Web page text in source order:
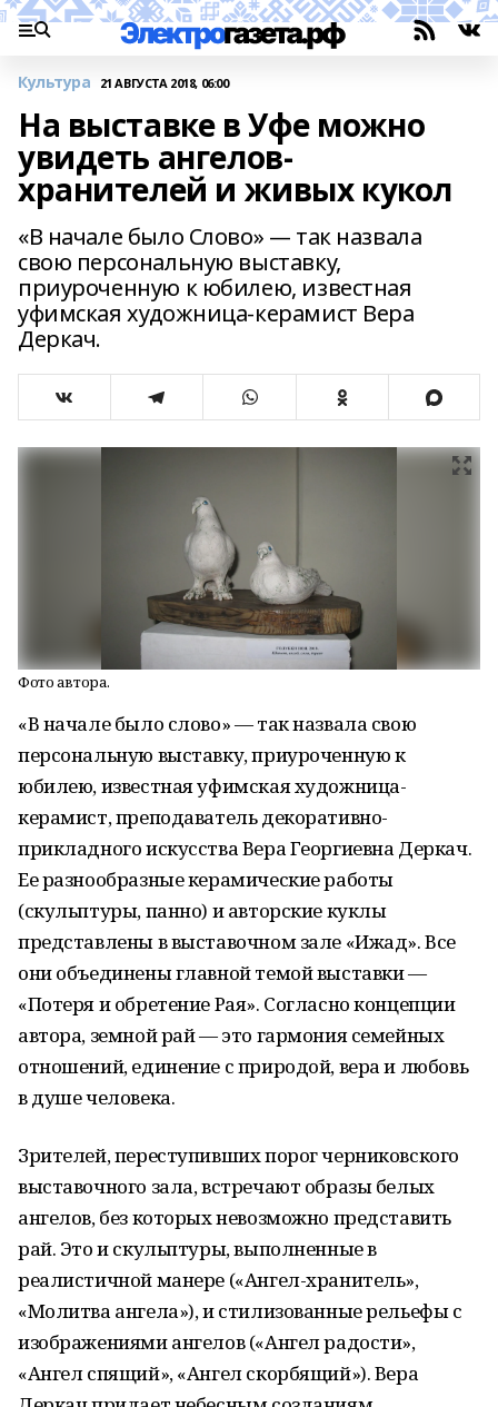
Культура 21 АВГУСТА 2018, 06:00
На выставке в Уфе можно
увидеть ангелов-
хранителей и живых кукол
«В начале было Слово» — так назвала
свою персональную выставку,
приуроченную к юбилею, известная
уфимская художница-керамист Вера
Деркач.
Фото автора.
«В начале было слово» — так назвала свою
персональную выставку, приуроченную к
юбилею, известная уфимская художница-
керамист, преподаватель декоративно-
прикладного искусства Вера Георгиевна Деркач.
Ее разнообразные керамические работы
(скульптуры, панно) и авторские куклы
представлены в выставочном зале «Ижад». Все
они объединены главной темой выставки —
«Потеря и обретение Рая». Согласно концепции
автора, земной рай — это гармония семейных
отношений, единение с природой, вера и любовь
в душе человека.
Зрителей, переступивших порог черниковского
выставочного зала, встречают образы белых
ангелов, без которых невозможно представить
рай. Это и скульптуры, выполненные в
реалистичной манере («Ангел-хранитель»,
«Молитва ангела»), и стилизованные рельефы с
изображениями ангелов («Ангел радости»,
«Ангел спящий», «Ангел скорбящий»). Вера